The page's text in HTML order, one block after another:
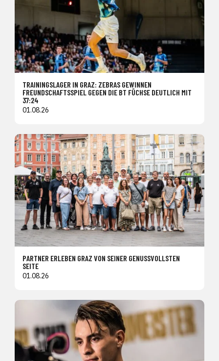
TRAININGSLAGER IN GRAZ: ZEBRAS GEWINNEN
FREUNDSCHAFTSSPIEL GEGEN DIE BT FÜCHSE DEUTLICH MIT
37:24
01.08.26
PARTNER ERLEBEN GRAZ VON SEINER GENUSSVOLLSTEN
SEITE
01.08.26